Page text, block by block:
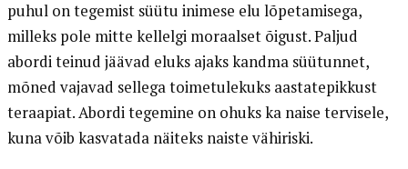
puhul on tegemist süütu inimese elu lõpetamisega,
milleks pole mitte kellelgi moraalset õigust. Paljud
abordi teinud jäävad eluks ajaks kandma süütunnet,
mõned vajavad sellega toimetulekuks aastatepikkust
teraapiat. Abordi tegemine on ohuks ka naise tervisele,
kuna võib kasvatada näiteks naiste vähiriski.